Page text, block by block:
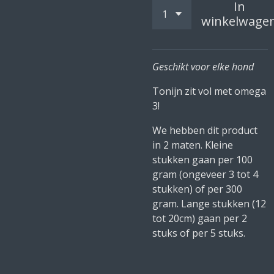
In
Geschikt voor elke hond
Tonijn zit vol met omega
3!
We hebben dit product
in 2 maten. Kleine
stukken gaan per 100
gram (ongeveer 3 tot 4
stukken) of per 300
gram. Lange stukken (12
tot 20cm) gaan per 2
stuks of per 5 stuks.